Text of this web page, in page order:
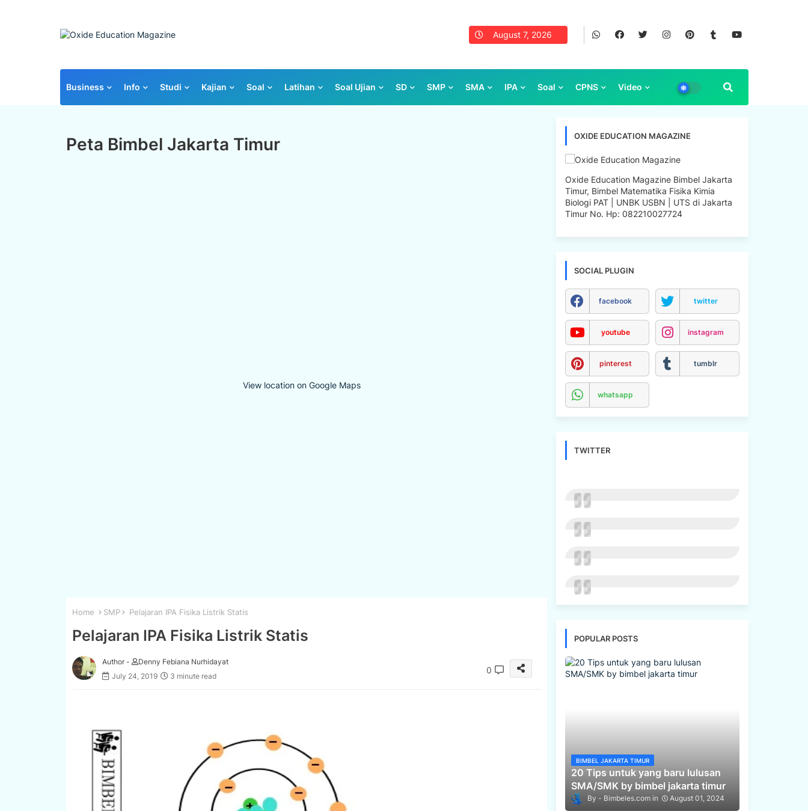
August 7, 2026
Business Info Studi Kajian Soal Latihan Soal Ujian SD SMP SMA IPA Soal CPNS Video
Peta Bimbel Jakarta Timur
View location on Google Maps
Home SMP Pelajaran IPA Fisika Listrik Statis
Pelajaran IPA Fisika Listrik Statis
Author -
Denny Febiana Nurhidayat
July 24, 2019
3 minute read
0
OXIDE EDUCATION MAGAZINE
Oxide Education Magazine Bimbel Jakarta
Timur, Bimbel Matematika Fisika Kimia
Biologi PAT | UNBK USBN | UTS di Jakarta
Timur No. Hp: 082210027724
SOCIAL PLUGIN
facebook twitter
youtube instagram
pinterest tumblr
whatsapp
TWITTER
POPULAR POSTS
BIMBEL JAKARTA TIMUR
20 Tips untuk yang baru lulusan
SMA/SMK by bimbel jakarta timur
Bimbeles.com August 01, 2024